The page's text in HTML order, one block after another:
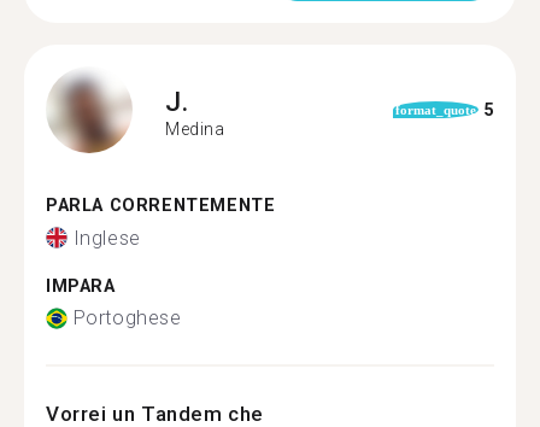
J.
Medina
format_quote 5
PARLA CORRENTEMENTE
Inglese
IMPARA
Portoghese
Vorrei un Tandem che